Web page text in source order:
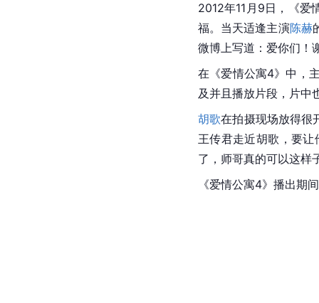
2012年11月9日，《爱
福。当天适逢主演陈赫
微博上写道：爱你们！
在《爱情公寓4》中，
及并且播放片段，片中
胡歌在拍摄现场放得很
王传君走近胡歌，要
了，师哥真的可以这样
《爱情公寓4》播出期